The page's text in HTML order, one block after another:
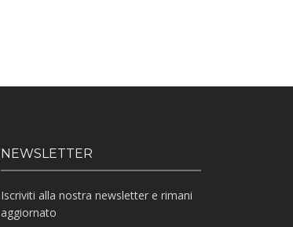
NEWSLETTER
Iscriviti alla nostra newsletter e rimani
aggiornato